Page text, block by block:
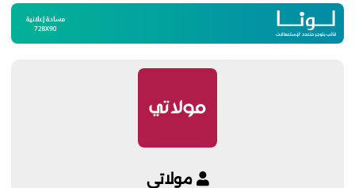
مولاتي